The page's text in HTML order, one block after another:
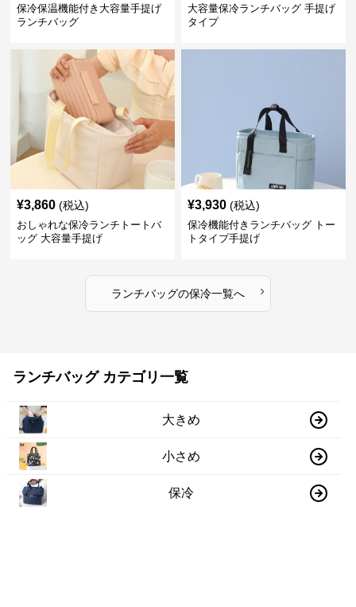
保冷保温機能付き大容量手提げ
ランチバッグ
大容量保冷ランチバッグ 手提げ
タイプ
¥3,860 (税込)
おしゃれな保冷ランチトートバ
ッグ 大容量手提げ
¥3,930 (税込)
保冷機能付きランチバッグ トー
トタイプ手提げ
ランチバッグの保冷一覧へ ›
ランチバッグ カテゴリ一覧
大きめ
小さめ
保冷